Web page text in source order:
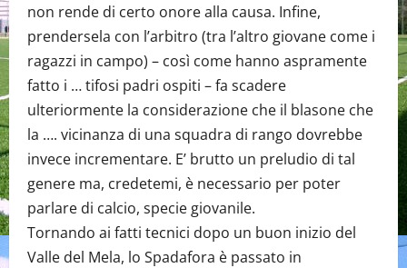
non rende di certo onore alla causa. Infine,
prendersela con l’arbitro (tra l’altro giovane come i
ragazzi in campo) – così come hanno aspramente
fatto i … tifosi padri ospiti – fa scadere
ulteriormente la considerazione che il blasone che
la …. vicinanza di una squadra di rango dovrebbe
invece incrementare. E’ brutto un preludio di tal
genere ma, credetemi, è necessario per poter
parlare di calcio, specie giovanile.
Tornando ai fatti tecnici dopo un buon inizio del
Valle del Mela, lo Spadafora è passato in